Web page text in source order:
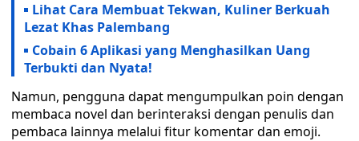
Lihat Cara Membuat Tekwan, Kuliner Berkuah
Lezat Khas Palembang
Cobain 6 Aplikasi yang Menghasilkan Uang
Terbukti dan Nyata!
Namun, pengguna dapat mengumpulkan poin dengan
membaca novel dan berinteraksi dengan penulis dan
pembaca lainnya melalui fitur komentar dan emoji.